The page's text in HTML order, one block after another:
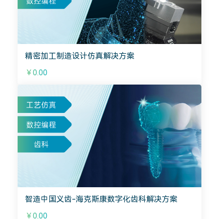
精密加工制造设计仿真解决方案
￥0.00
智造中国义齿-海克斯康数字化齿科解决方案
￥0.00